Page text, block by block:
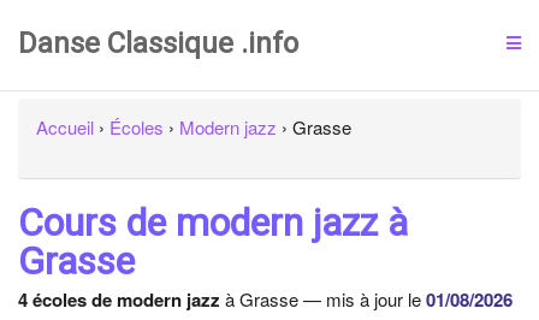
Danse Classique .info
Accueil › Écoles › Modern jazz › Grasse
Cours de modern jazz à
Grasse
4 écoles de modern jazz à Grasse — mis à jour le01/08/2026